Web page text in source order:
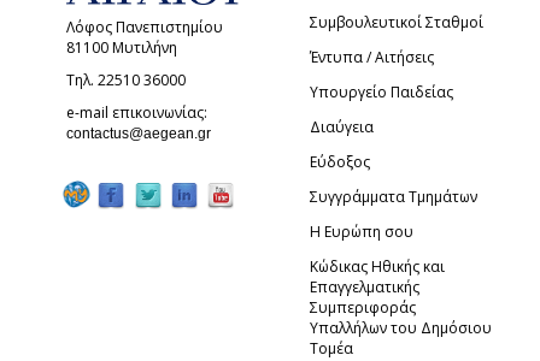
Λόφος Πανεπιστημίου
81100 Μυτιλήνη
Τηλ. 22510 36000
e-mail επικοινωνίας:
contactus@aegean.gr (link sends e-mail)
Συμβουλευτικοί Σταθμοί
Έντυπα / Αιτήσεις
Υπουργείο Παιδείας
Διαύγεια
Εύδοξος
Συγγράμματα Τμημάτων
Η Ευρώπη σου
Κώδικας Ηθικής και
Επαγγελματικής
Συμπεριφοράς
Υπαλλήλων του Δημόσιου
Τομέα